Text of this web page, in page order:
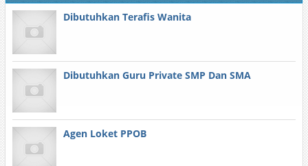
Dibutuhkan Terafis Wanita
Dibutuhkan Guru Private SMP Dan SMA
Agen Loket PPOB